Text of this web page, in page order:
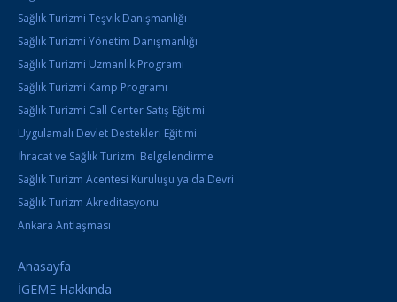
Sağlık Turizmi Teşvik Danışmanlığı
Sağlık Turizmi Yönetim Danışmanlığı
Sağlık Turizmi Uzmanlık Programı
Sağlık Turizmi Kamp Programı
Sağlık Turizmi Call Center Satış Eğitimi
Uygulamalı Devlet Destekleri Eğitimi
İhracat ve Sağlık Turizmi Belgelendirme
Sağlık Turizm Acentesi Kuruluşu ya da Devri
Sağlık Turizm Akreditasyonu
Ankara Antlaşması
Anasayfa
İGEME Hakkında